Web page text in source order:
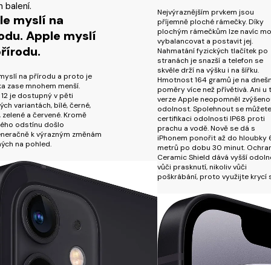
balení.
myslí na
Apple myslí
na přírodu a proto je
zase mnohem menší.
je dostupný v pěti
variantách, bílé, černé,
a červené. Kromě
odstínu došlo
k výrazným změnám
na pohled.
Nejvýraznějším prvkem jsou
příjemně ploché rámečky. Díky
plochým rámečkům lze navíc
vybalancovat a postavit jej.
Nahmatání fyzických tlačítek po
stranách je snazší a telefon se
skvěle drží na výšku i na šířku.
Hmotnost 164 gramů je na
poměry více než přívětivá. Ani u
verze Apple neopomněl
odolnost. Spolehnout se
certifikaci odolnosti IP68 proti
prachu a vodě. Nově se dá s
iPhonem ponořit až do hloubky
metrů po dobu 30 minut.
Ceramic Shield dává vyšší
vůči prasknutí, nikoliv vůči
poškrábání, proto využijte krycí